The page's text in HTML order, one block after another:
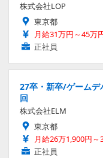
株式会社LOP
東京都
月給31万円～45万
正社員
27卒・新卒/ゲーム
回
株式会社ELM
東京都
月給26万1,900円～
正社員